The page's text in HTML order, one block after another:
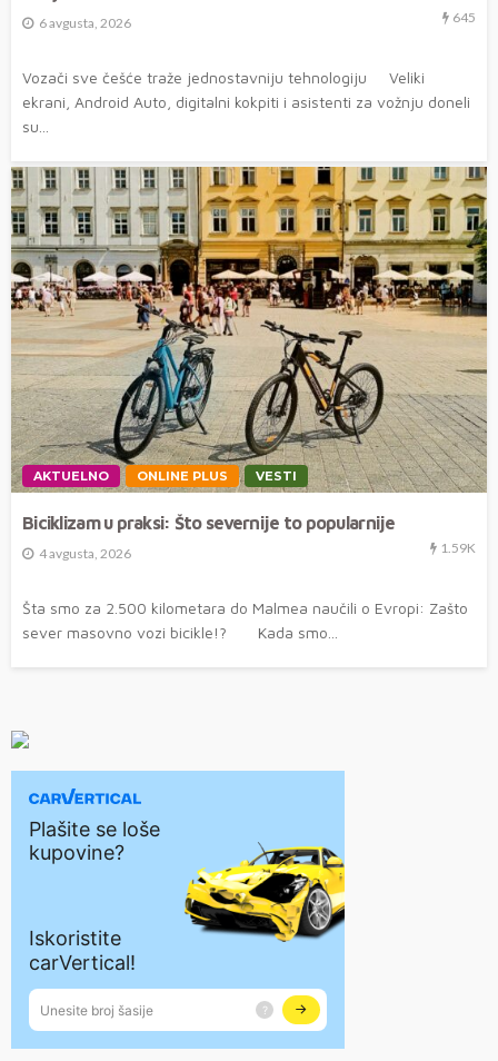
6 avgusta, 2026 645
Vozači sve češće traže jednostavniju tehnologiju Veliki
ekrani, Android Auto, digitalni kokpiti i asistenti za vožnju doneli
su...
AKTUELNO ONLINE PLUS VESTI
Biciklizam u praksi: Što severnije to popularnije
4 avgusta, 2026 1.59K
Šta smo za 2.500 kilometara do Malmea naučili o Evropi: Zašto
sever masovno vozi bicikle!? Kada smo...